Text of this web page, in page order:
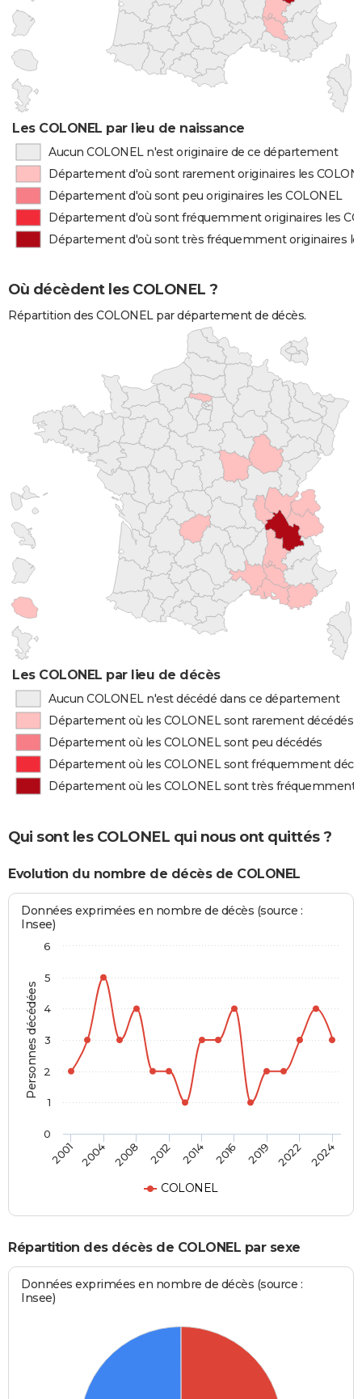
Les COLONEL par lieu de naissance
Aucun COLONEL n'est originaire de ce département
Département d'où sont rarement originaires les
Département d'où sont peu originaires les COLONEL
Département d'où sont fréquemment originaires les
Département d'où sont très fréquemment originaires
Où décèdent les COLONEL ?
Répartition des COLONEL par département de décès.
Les COLONEL par lieu de décès
Aucun COLONEL n'est décédé dans ce département
Département où les COLONEL sont rarement décédés
Département où les COLONEL sont peu décédés
Département où les COLONEL sont fréquemment
Département où les COLONEL sont très fréquemment
Qui sont les COLONEL qui nous ont quittés ?
Evolution du nombre de décès de COLONEL
Personnes décédées
Données exprimées en nombre de décès (source :
Insee)
COLONEL
2001 2004 2008 2012 2014 2016 2019 2022 2024
0
1
2
3
4
5
6
Répartition des décès de COLONEL par sexe
Données exprimées en nombre de décès (source :
Insee)